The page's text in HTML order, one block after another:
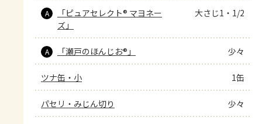
A
「ピュアセレクト® マヨネー
ズ」
大さじ1・1/2
A 「瀬戸のほんじお®」 少々
ツナ缶・小 1缶
パセリ・みじん切り 少々